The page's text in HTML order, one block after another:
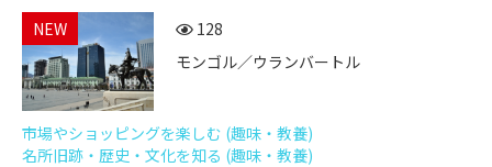
NEW
128
モンゴル／ウランバートル
市場やショッピングを楽しむ (趣味・教養)
名所旧跡・歴史・文化を知る (趣味・教養)